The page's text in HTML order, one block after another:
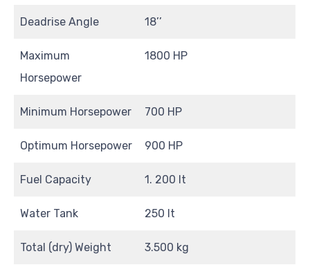
Deadrise Angle 18’’
Maximum
Horsepower
1800 HP
Minimum Horsepower 700 HP
Optimum Horsepower 900 HP
Fuel Capacity 1. 200 lt
Water Tank 250 lt
Total (dry) Weight 3.500 kg